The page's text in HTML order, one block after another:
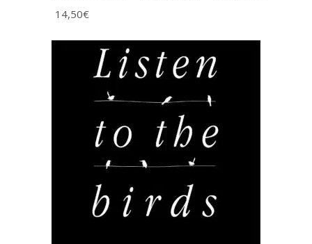
14,50€
AJOUTER AU PANIER